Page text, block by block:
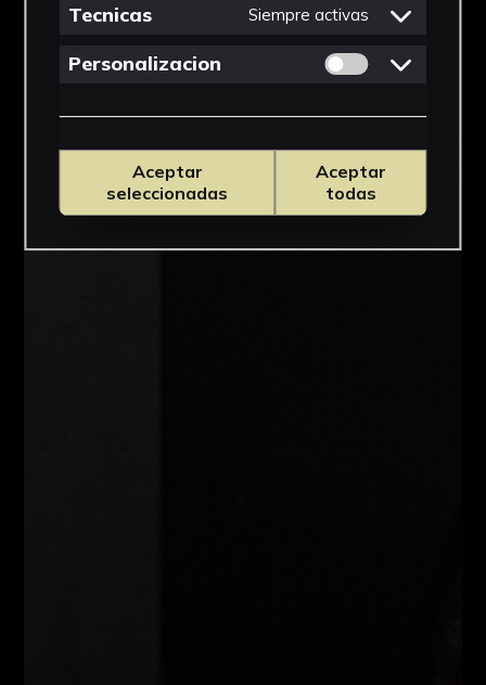
Tecnicas Siempre activas
Personalizacion Permitir cookies
Aceptar
seleccionadas
Aceptar
todas